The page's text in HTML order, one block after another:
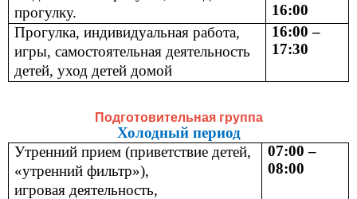
прогулку.
16:00
Прогулка, индивидуальная работа,
игры, самостоятельная деятельность
детей, уход детей домой
16:00 –
17:30
Подготовительная группа
Холодный период
Утренний прием (приветствие детей,
«утренний фильтр»),
игровая деятельность,
07:00 –
08:00